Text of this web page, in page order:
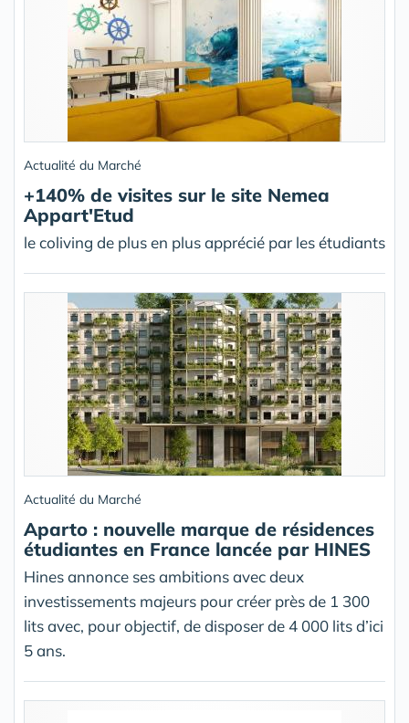
Actualité du Marché
+140% de visites sur le site Nemea
Appart'Etud
le coliving de plus en plus apprécié par les étudiants
Actualité du Marché
Aparto : nouvelle marque de résidences
étudiantes en France lancée par HINES
Hines annonce ses ambitions avec deux
investissements majeurs pour créer près de 1 300
lits avec, pour objectif, de disposer de 4 000 lits d’ici
5 ans.